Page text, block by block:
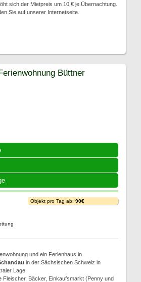
sich der Mietpreis um 10 € je Übernachtung.
Sie auf unserer Internetseite.
Büttner
Objekt pro Tag ab: 90€
und ein Ferienhaus in
in der Sächsischen Schweiz in
Lage.
Fleischer, Bäcker, Einkaufsmarkt (Penny und